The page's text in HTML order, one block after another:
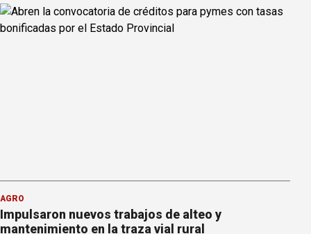
AGRO
Impulsaron nuevos trabajos de alteo y
mantenimiento en la traza vial rural